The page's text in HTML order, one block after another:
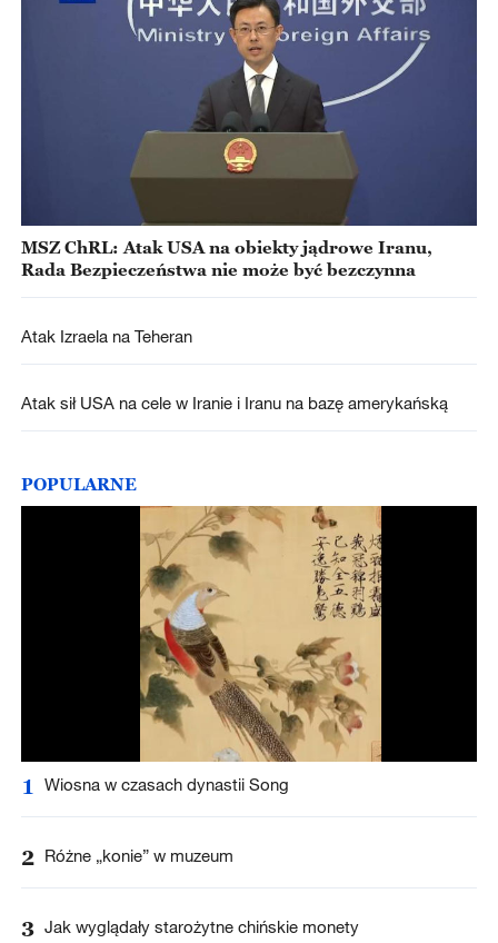
MSZ ChRL: Atak USA na obiekty jądrowe Iranu,
Rada Bezpieczeństwa nie może być bezczynna
Atak Izraela na Teheran
Atak sił USA na cele w Iranie i Iranu na bazę amerykańską
POPULARNE
1 Wiosna w czasach dynastii Song
2 Różne „konie” w muzeum
3 Jak wyglądały starożytne chińskie monety